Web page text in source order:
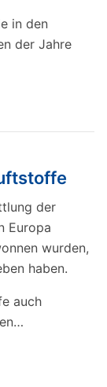
in den
der Jahre
der
Europa
wurden,
haben.
auch